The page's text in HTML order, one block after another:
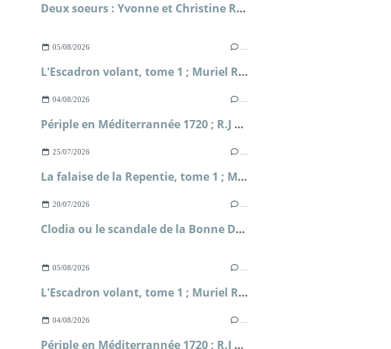
Deux soeurs : Yvonne et Christine Rouart muses de l'impressionnisme ; Dominique Bona
05/08/2026
L'Escadron volant, tome 1 ; Muriel Romana
04/08/2026
Périple en Méditerrannée 1720 ; R.J Masselauze
25/07/2026
La falaise de la Repentie, tome 1 ; Marie-Béatrice Gauvin
20/07/2026
Clodia ou le scandale de la Bonne Déesse ; Sophie Malick-Prunier
05/08/2026
L'Escadron volant, tome 1 ; Muriel Romana
04/08/2026
Périple en Méditerrannée 1720 ; R.J Masselauze